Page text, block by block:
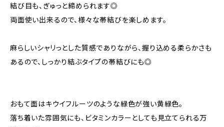
結び目も、ぎゅっと締められます◎
両面使い出来るので、様々な帯結びを楽しめます。
麻らしいシャリっとした質感でありながら、握り込める柔らかさも
あるので、しっかり結ぶタイプの帯結びにも◎
おもて面はキウイフルーツのような緑色が強い黄緑色。
落ち着いた雰囲気にも、ビタミンカラーとしても見立てられる万